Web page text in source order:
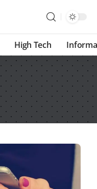
High Tech